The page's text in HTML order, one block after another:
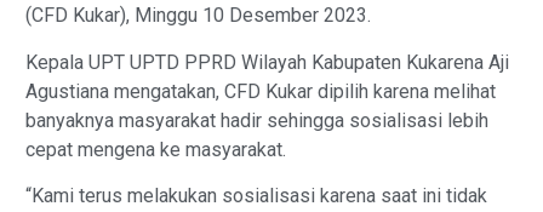
(CFD Kukar), Minggu 10 Desember 2023.
Kepala UPT UPTD PPRD Wilayah Kabupaten Kukarena Aji
Agustiana mengatakan, CFD Kukar dipilih karena melihat
banyaknya masyarakat hadir sehingga sosialisasi lebih
cepat mengena ke masyarakat.
“Kami terus melakukan sosialisasi karena saat ini tidak